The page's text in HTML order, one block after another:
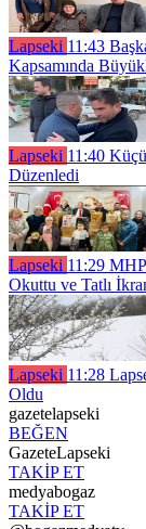
Lapseki 11:43
Kapsamında
Lapseki 11:40
Düzenledi
Lapseki 11:29
Okuttu ve Tatlı
Lapseki 11:28
Oldu
gazetelapseki
BEĞEN
GazeteLapseki
TAKİP ET
medyabogaz
TAKİP ET